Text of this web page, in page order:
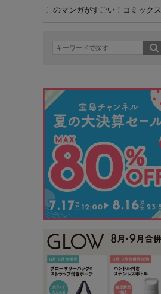
このマンガがすごい！コミックス